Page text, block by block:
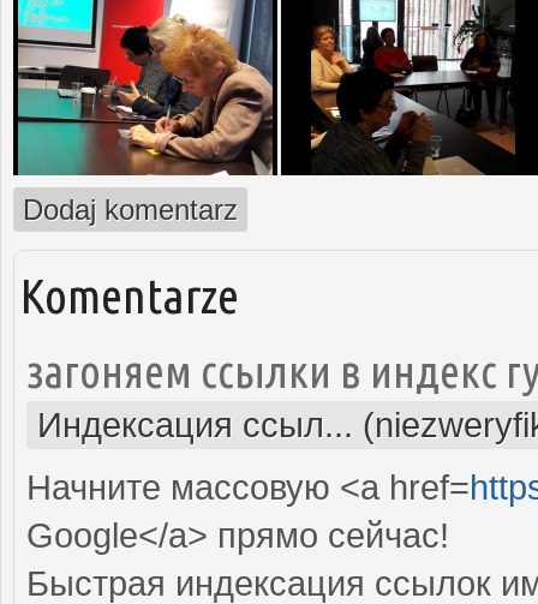
Dodaj komentarz
Komentarze
загоняем ссылки в индекс
Индексация ссыл...
Начните массовую <a href=
Google</a> прямо cейчас!
Быстрая индексация ссылок